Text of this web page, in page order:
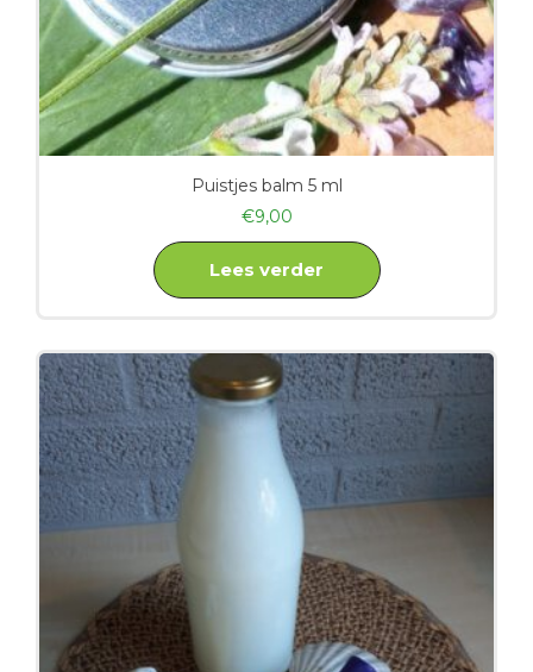
Puistjes balm 5 ml
€9,00
Lees verder